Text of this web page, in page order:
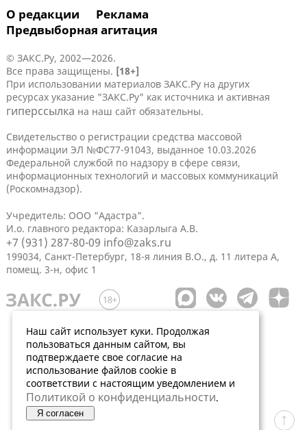
О редакции
Реклама
Предвыборная агитация
© ЗАКС.Ру, 2002—2026.
Все права защищены. [18+]
При использовании материалов ЗАКС.Ру на других
ресурсах указание "ЗАКС.Ру" как источника и активная
гиперссылка на наш сайт обязательны.
Свидетельство о регистрации средства массовой
информации ЭЛ №ФС77-91043, выданное 10.03.2026
Федеральной службой по надзору в сфере связи,
информационных технологий и массовых коммуникаций
(Роскомнадзор).
Учредитель: ООО "Адастра".
И.о. главного редактора: Казарлыга А.В.
+7 (931) 287-80-09 info@zaks.ru
199034, Санкт-Петербург, 18-я линия В.О., д. 11 литера А,
помещ. 3-н, офис 1
Наш сайт использует куки. Продолжая
пользоваться данным сайтом, вы
подтверждаете свое согласие на
использование файлов cookie в
соответствии с настоящим уведомлением и
Политикой о конфиденциальности.
Я согласен